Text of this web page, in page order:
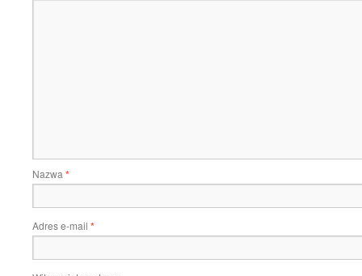
Nazwa *
Adres e-mail *